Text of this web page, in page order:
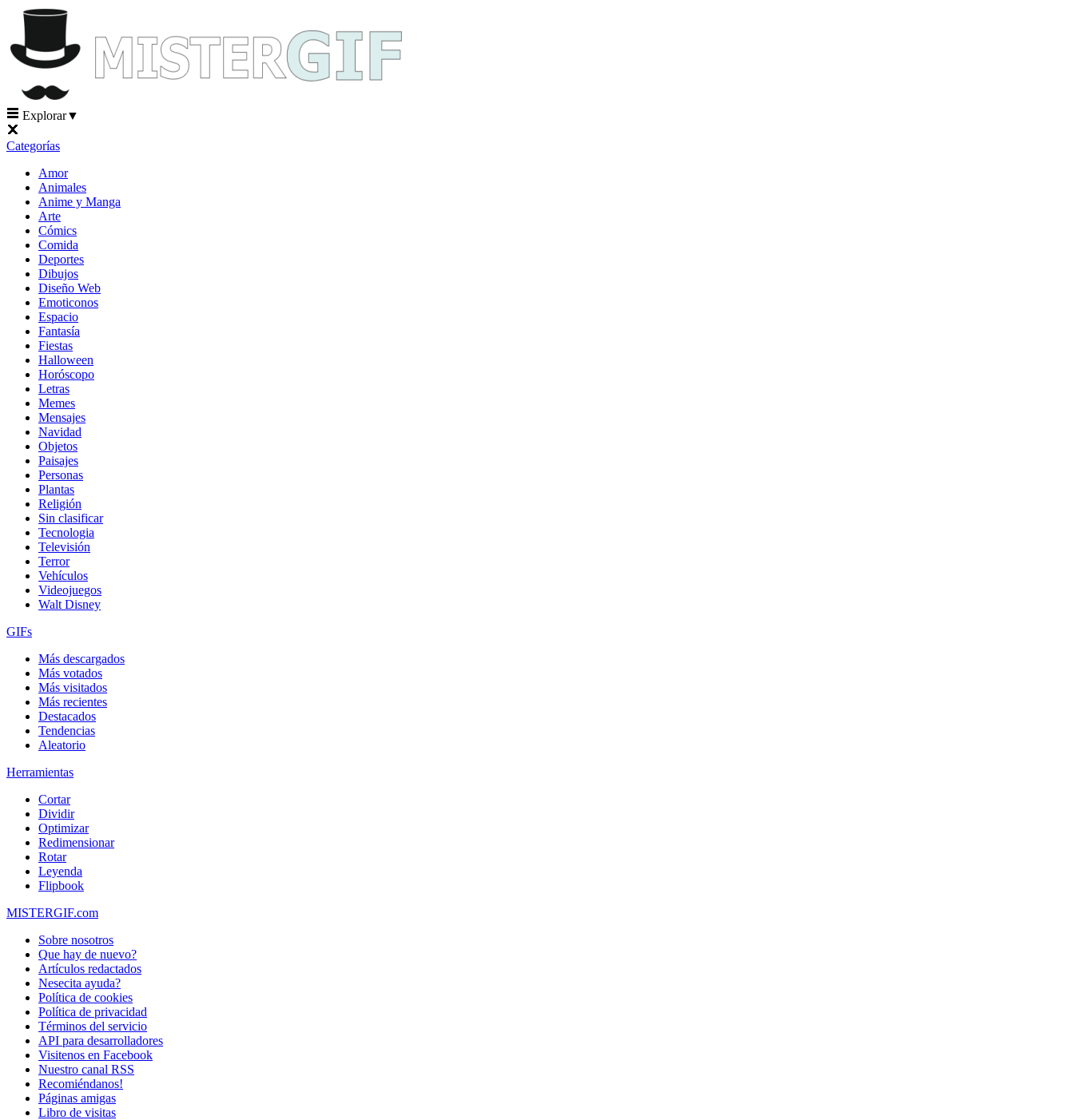
Explorar▼
Categorías
Amor
Animales
Anime y Manga
Arte
Cómics
Comida
Deportes
Dibujos
Diseño Web
Emoticonos
Espacio
Fantasía
Fiestas
Halloween
Horóscopo
Letras
Memes
Mensajes
Navidad
Objetos
Paisajes
Personas
Plantas
Religión
Sin clasificar
Tecnologia
Televisión
Terror
Vehículos
Videojuegos
Walt Disney
GIFs
Más descargados
Más votados
Más visitados
Más recientes
Destacados
Tendencias
Aleatorio
Herramientas
Cortar
Dividir
Optimizar
Redimensionar
Rotar
Leyenda
Flipbook
MISTERGIF.com
Sobre nosotros
Que hay de nuevo?
Artículos redactados
Nesecita ayuda?
Política de cookies
Política de privacidad
Términos del servicio
API para desarrolladores
Visitenos en Facebook
Nuestro canal RSS
Recomiéndanos!
Páginas amigas
Libro de visitas